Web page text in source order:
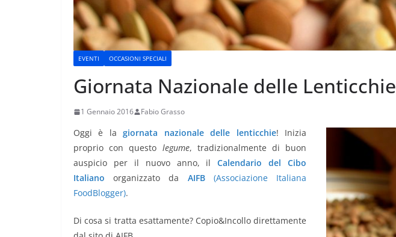
EVENTI OCCASIONI SPECIALI
Giornata Nazionale delle Lenticchie
1 Gennaio 2016 Fabio Grasso
Oggi è lagiornata nazionale delle lenticchie! Inizia
proprio con questo legume, tradizionalmente di buon
auspicio per il nuovo anno, ilCalendario del Cibo
Italiano organizzato da AIFB(Associazione Italiana
FoodBlogger).
Di cosa si tratta esattamente? Copio&Incollo direttamente